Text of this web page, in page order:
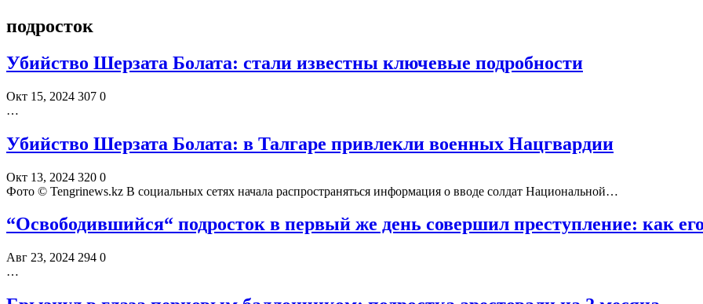
подросток
Убийство Шерзата Болата: стали известны ключевые подробности
Окт 15, 2024 307 0
…
Убийство Шерзата Болата: в Талгаре привлекли военных Нацгвардии
Окт 13, 2024 320 0
Фото ©️ Tengrinews.kz В социальных сетях начала распространяться информация о вводе солдат Национальной…
“Освободившийся“ подросток в первый же день совершил преступление: как
Авг 23, 2024 294 0
…